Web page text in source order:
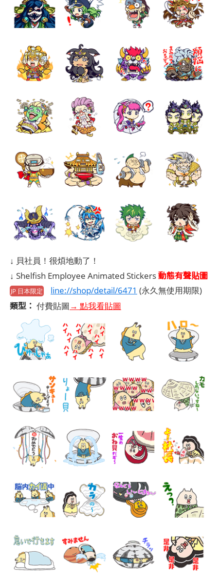
↓ 貝社員！很煩地動了！
↓ Shelfish Employee Animated Stickers動態有聲貼圖
JP 日本限定 line://shop/detail/6471 (永久無使用期限)
類型： 付費貼圖→ 點我看貼圖